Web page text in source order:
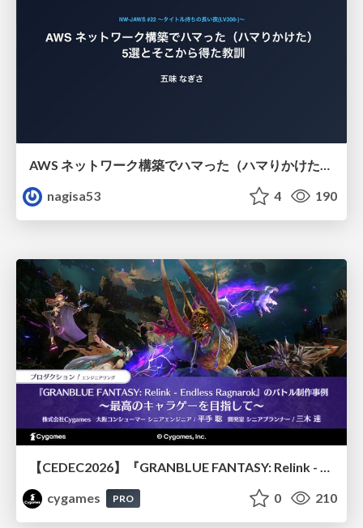
AWS ネットワーク構築でハマった（ハマりかけた） 5選とそこから得た教訓
nagisa53
4 190
cygames
PRO 0 210